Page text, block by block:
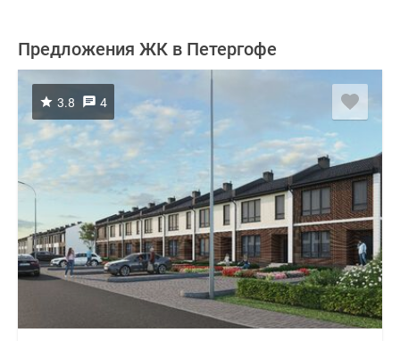
Предложения ЖК в Петергофе
3.8 4